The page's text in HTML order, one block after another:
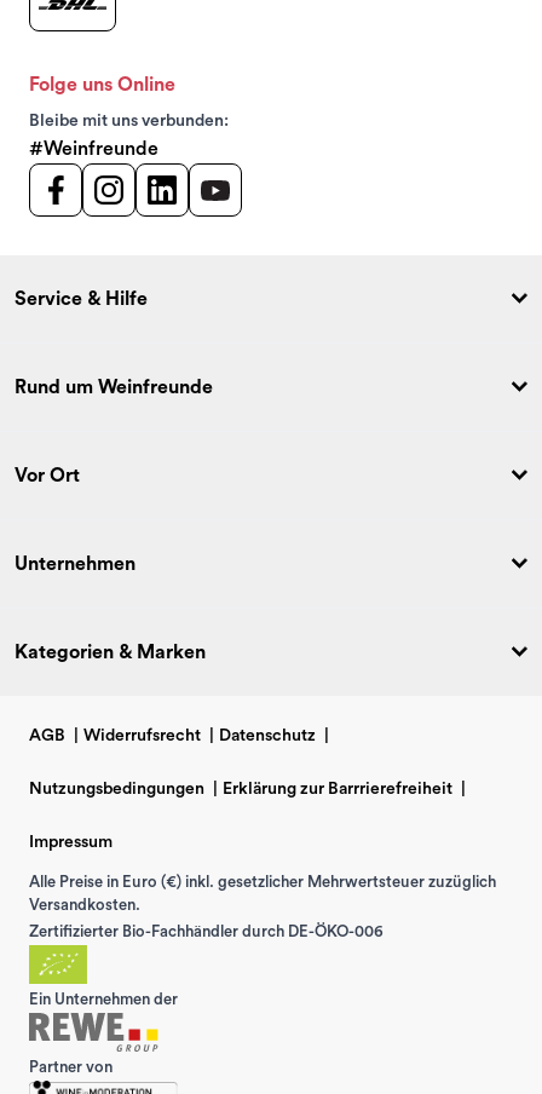
Folge uns Online
Bleibe mit uns verbunden:
#Weinfreunde
Service & Hilfe
Rund um Weinfreunde
Vor Ort
Unternehmen
Kategorien & Marken
AGB Widerrufsrecht Datenschutz
Nutzungsbedingungen Erklärung zur Barrrierefreiheit
Impressum
Alle Preise in Euro (€) inkl. gesetzlicher Mehrwertsteuer zuzüglich
Versandkosten.
Zertifizierter Bio-Fachhändler durch DE-ÖKO-006
Ein Unternehmen der
Partner von